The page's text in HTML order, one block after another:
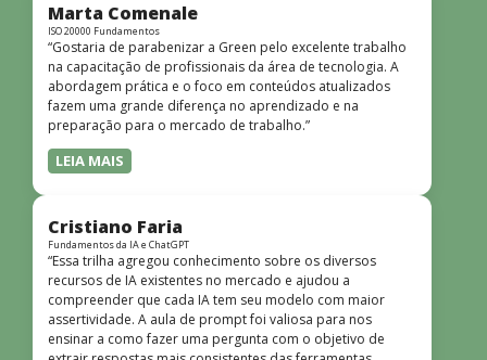
Marta Comenale
ISO 20000 Fundamentos
“Gostaria de parabenizar a Green pelo excelente trabalho
na capacitação de profissionais da área de tecnologia. A
abordagem prática e o foco em conteúdos atualizados
fazem uma grande diferença no aprendizado e na
preparação para o mercado de trabalho.”
LEIA MAIS
Cristiano Faria
Fundamentos da IA e ChatGPT
“Essa trilha agregou conhecimento sobre os diversos
recursos de IA existentes no mercado e ajudou a
compreender que cada IA tem seu modelo com maior
assertividade. A aula de prompt foi valiosa para nos
ensinar a como fazer uma pergunta com o objetivo de